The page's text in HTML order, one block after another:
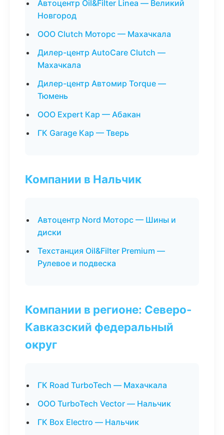
Автоцентр Oil&Filter Linea — Великий
Новгород
ООО Clutch Моторс — Махачкала
Дилер-центр AutoCare Clutch —
Махачкала
Дилер-центр Автомир Torque —
Тюмень
ООО Expert Кар — Абакан
ГК Garage Кар — Тверь
Компании в Нальчик
Автоцентр Nord Моторс — Шины и
диски
Техстанция Oil&Filter Premium —
Рулевое и подвеска
Компании в регионе: Северо-
Кавказский федеральный
округ
ГК Road TurboTech — Махачкала
ООО TurboTech Vector — Нальчик
ГК Box Electro — Нальчик